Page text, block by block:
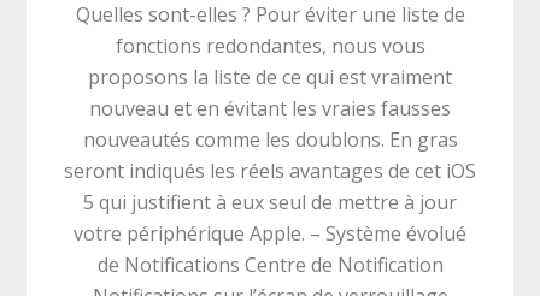
Quelles sont-elles ? Pour éviter une liste de
fonctions redondantes, nous vous
proposons la liste de ce qui est vraiment
nouveau et en évitant les vraies fausses
nouveautés comme les doublons. En gras
seront indiqués les réels avantages de cet iOS
5 qui justifient à eux seul de mettre à jour
votre périphérique Apple. – Système évolué
de Notifications Centre de Notification